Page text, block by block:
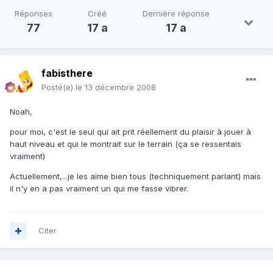
Réponses
77
Créé
17 a
Dernière réponse
17 a
fabisthere
Posté(e) le 13 décembre 2008
Noah,
pour moi, c'est le seul qui ait prit réellement du plaisir à jouer à
haut niveau et qui le montrait sur le terrain (ça se ressentais
vraiment)
Actuellement,...je les aime bien tous (techniquement parlant) mais
il n'y en a pas vraiment un qui me fasse vibrer.
Citer